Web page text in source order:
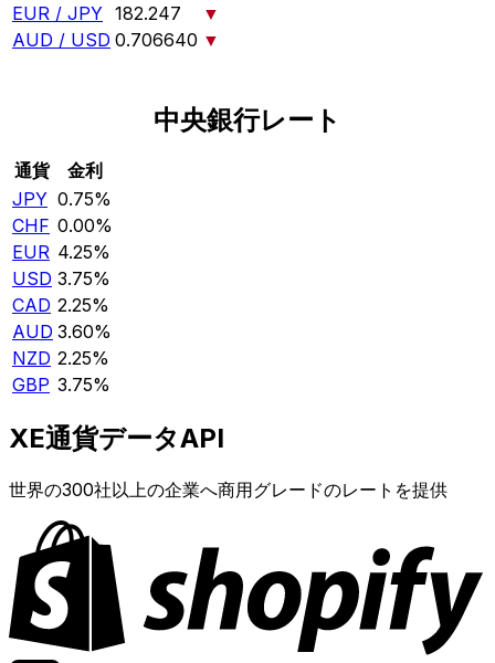
EUR / JPY 182.247
▼
AUD / USD 0.706640 ▼
中央銀行レート
通貨
金利
JPY 0.75%
CHF 0.00%
EUR 4.25%
USD 3.75%
CAD 2.25%
AUD 3.60%
NZD 2.25%
GBP 3.75%
XE通貨データAPI
世界の300社以上の企業へ商用グレードのレートを提供